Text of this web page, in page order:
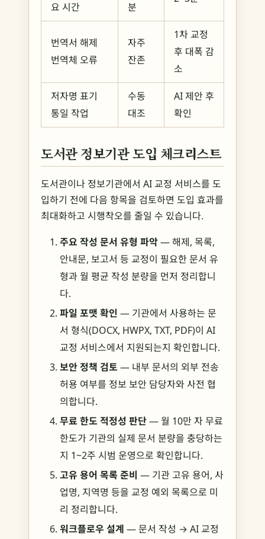
요 시간 분
번역서 해제
번역체 오류
자주
잔존
1차 교정
후 대폭 감
소
저자명 표기
통일 작업
수동
대조
AI 제안 후
확인
도서관 정보기관 도입 체크리스트
도서관이나 정보기관에서 AI 교정 서비스를 도
입하기 전에 다음 항목을 검토하면 도입 효과를
최대화하고 시행착오를 줄일 수 있습니다.
주요 작성 문서 유형 파악— 해제, 목록,
안내문, 보고서 등 교정이 필요한 문서 유
형과 월 평균 작성 분량을 먼저 정리합니
다.
파일 포맷 확인 — 기관에서 사용하는 문
서 형식(DOCX, HWPX, TXT, PDF)이 AI
교정 서비스에서 지원되는지 확인합니다.
보안 정책 검토 — 내부 문서의 외부 전송
허용 여부를 정보 보안 담당자와 사전 협
의합니다.
무료 한도 적정성 판단— 월 10만 자 무료
한도가 기관의 실제 문서 분량을 충당하는
지 1~2주 시범 운영으로 확인합니다.
고유 용어 목록 준비 — 기관 고유 용어, 사
업명, 지역명 등을 교정 예외 목록으로 미
리 정리합니다.
워크플로우 설계 — 문서 작성 → AI 교정